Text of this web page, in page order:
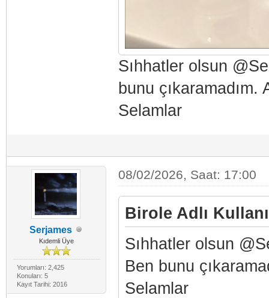
Sıhhatler olsun
bunu
Selamlar
Serjames
Kıdemli Üye
Yorumları: 2,425
Konuları: 5
Kayıt Tarihi: 2016
08/02/2026, Saat: 17:00
Birole Adlı
Sıhhatler olsun
Ben bunu
Selamlar